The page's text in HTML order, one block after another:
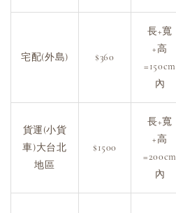
宅配(外島) $360
長+寬
+高
=150cm
內
貨運(小貨
車)大台北
地區
$1500
長+寬
+高
=200cm
內